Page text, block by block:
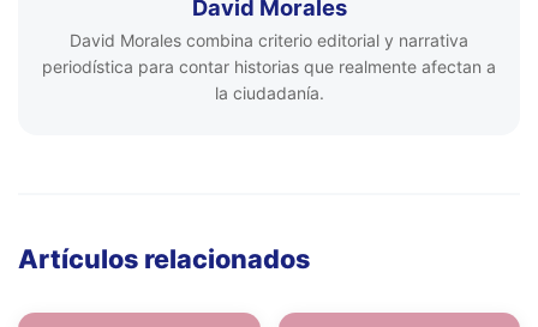
David Morales
David Morales combina criterio editorial y narrativa
periodística para contar historias que realmente afectan a
la ciudadanía.
Artículos relacionados